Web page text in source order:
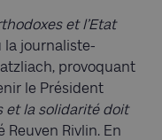
et l’Etat
la journaliste-
provoquant
le Président
et la solidarité doit
Reuven Rivlin. En